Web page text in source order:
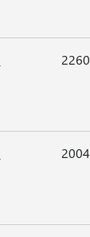
2260
2004